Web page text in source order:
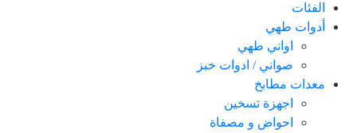
الفئات
أدوات طهي
اواني طهي
صواني / ادوات خبز
معدات مطابخ
اجهزة تسخين
احواض و مصفاة